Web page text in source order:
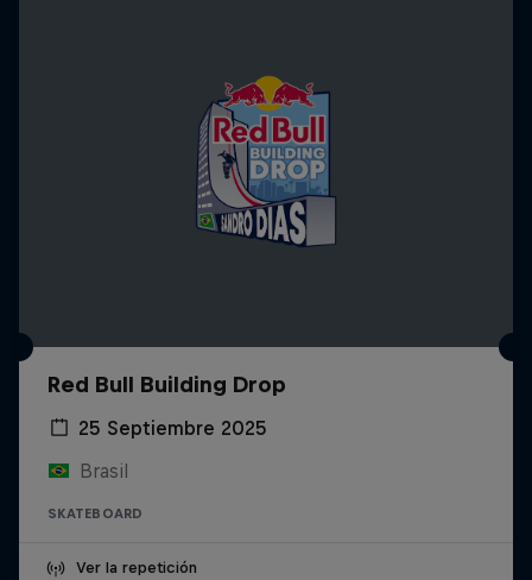
Red Bull Building Drop
25 Septiembre 2025
Brasil
SKATEBOARD
Ver la repetición